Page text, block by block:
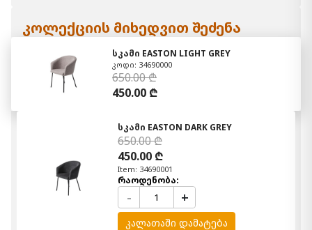
კოლექციის მიხედვით შეძენა
სკამი EASTON LIGHT GREY
კოდი: 34690000
650.00 ₾
450.00 ₾
სკამი EASTON DARK GREY
650.00 ₾
450.00 ₾
Item: 34690001
რაოდენობა:
- +
კალათაში დამატება